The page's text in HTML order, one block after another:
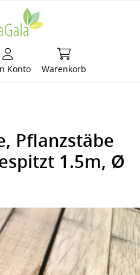
Konto Warenkorb
Warenkorb
Pflanzstäbe
1.5m, Ø